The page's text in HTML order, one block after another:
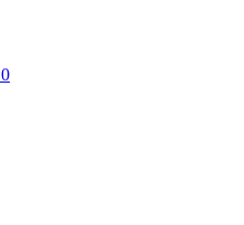
0